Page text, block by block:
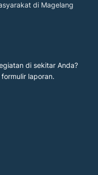
di Magelang
di sekitar Anda?
laporan.